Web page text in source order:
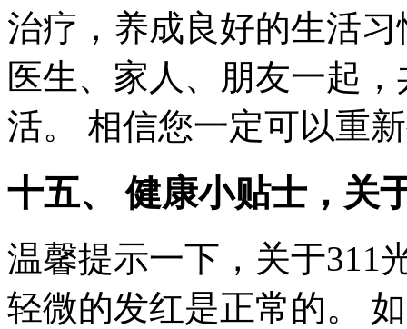
治疗，养成良好的生活
医生、家人、朋友一起
活。 相信您一定可以重
十五、 健康小贴士，关
温馨提示一下，关于311
轻微的发红是正常的。